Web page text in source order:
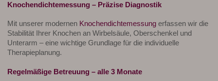
Knochendichtemessung – Präzise Diagnostik
Mit unserer modernen Knochendichtemessung erfassen wir die
Stabilität Ihrer Knochen an Wirbelsäule, Oberschenkel und
Unterarm – eine wichtige Grundlage für die individuelle
Therapieplanung.
Regelmäßige Betreuung – alle 3 Monate